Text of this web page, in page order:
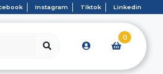
Instagram Tiktok Linkedin
0